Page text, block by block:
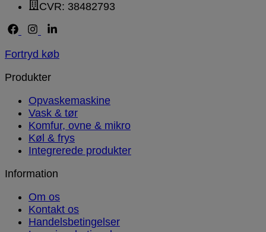
CVR: 38482793
Fortryd køb
Produkter
Opvaskemaskine
Vask & tør
Komfur, ovne & mikro
Køl & frys
Integrerede produkter
Information
Om os
Kontakt os
Handelsbetingelser